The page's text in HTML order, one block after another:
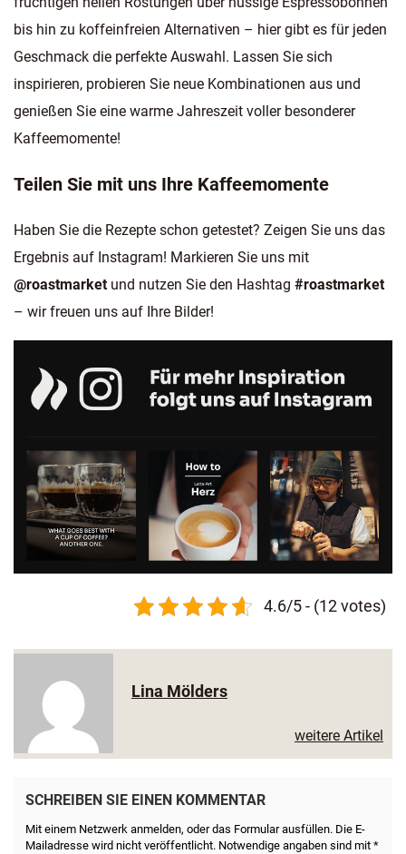
bis hin zu koffeinfreien Alternativen – hier gibt es für jeden
Geschmack die perfekte Auswahl. Lassen Sie sich
inspirieren, probieren Sie neue Kombinationen aus und
genießen Sie eine warme Jahreszeit voller besonderer
Kaffeemomente!
Teilen Sie mit uns Ihre Kaffeemomente
Haben Sie die Rezepte schon getestet? Zeigen Sie uns das
Ergebnis auf Instagram! Markieren Sie uns mit
@roastmarket und nutzen Sie den Hashtag #roastmarket
– wir freuen uns auf Ihre Bilder!
4.6/5 - (12 votes)
Lina Mölders
weitere Artikel
SCHREIBEN SIE EINEN KOMMENTAR
Mit einem Netzwerk anmelden, oder das Formular ausfüllen. Die E-
Mailadresse wird nicht veröffentlicht. Notwendige angaben sind mit *